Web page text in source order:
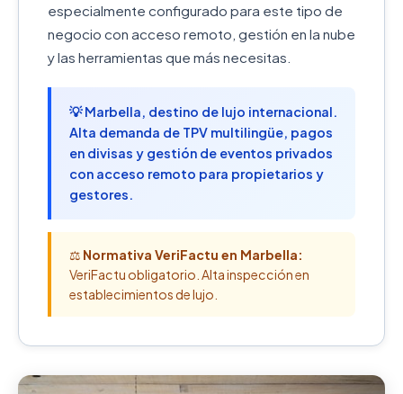
especialmente configurado para este tipo de
negocio con acceso remoto, gestión en la nube
y las herramientas que más necesitas.
💡 Marbella, destino de lujo internacional.
Alta demanda de TPV multilingüe, pagos
en divisas y gestión de eventos privados
con acceso remoto para propietarios y
gestores.
⚖️ Normativa VeriFactu en Marbella:
VeriFactu obligatorio. Alta inspección en
establecimientos de lujo.